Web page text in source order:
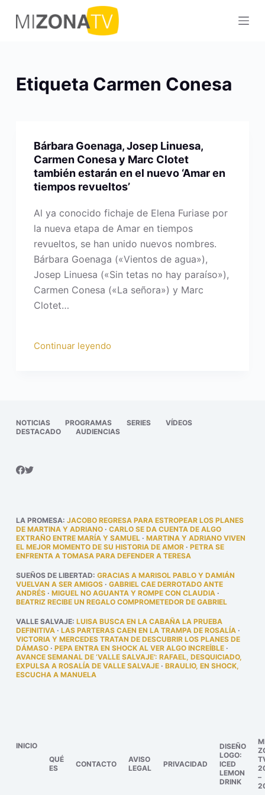
S
a
aEtiqueta Carmen Conesa
Bárbara Goenaga, Josep Linuesa,
Carmen Conesa y Marc Clotet
también estarán en el nuevo ‘Amar en
tiempos revueltos’
Al ya conocido fichaje de Elena Furiase por
la nueva etapa de Amar en tiempos
revueltos, se han unido nuevos nombres.
Bárbara Goenaga («Vientos de agua»),
Josep Linuesa («Sin tetas no hay paraíso»),
Carmen Conesa («La señora») y Marc
Clotet…
Continuar leyendo
NOTICIAS PROGRAMAS SERIES
VÍDEOS
DESTACADO
AUDIENCIAS
LA PROMESA: JACOBO REGRESA PARA ESTROPEAR LOS PLANES
DE MARTINA Y ADRIANO· CARLO SE DA CUENTA DE ALGO
EXTRAÑO ENTRE MARÍA Y SAMUEL· MARTINA Y ADRIANO VIVEN
EL MEJOR MOMENTO DE SU HISTORIA DE AMOR· PETRA SE
ENFRENTA A TOMASA PARA DEFENDER A TERESA
SUEÑOS DE LIBERTAD: GRACIAS A MARISOL PABLO Y DAMIÁN
VUELVAN A SER AMIGOS· GABRIEL CAE DERROTADO ANTE
ANDRÉS· MIGUEL NO AGUANTA Y ROMPE CON CLAUDIA·
BEATRIZ RECIBE UN REGALO COMPROMETEDOR DE GABRIEL
VALLE SALVAJE: LUISA BUSCA EN LA CABAÑA LA PRUEBA
DEFINITIVA· LAS PARTERAS CAEN EN LA TRAMPA DE ROSALÍA·
VICTORIA Y MERCEDES TRATAN DE DESCUBRIR LOS PLANES DE
DÁMASO· PEPA ENTRA EN SHOCK AL VER ALGO INCREÍBLE·
AVANCE SEMANAL DE ‘VALLE SALVAJE’: RAFAEL, DESQUICIADO,
EXPULSA A ROSALÍA DE VALLE SALVAJE· BRAULIO, EN SHOCK,
ESCUCHA A MANUELA
INICIO
QUÉ
ES
CONTACTO
AVISO
LEGAL
PRIVACIDAD
DISEÑO
LOGO:
ICED
LEMON
DRINK
–